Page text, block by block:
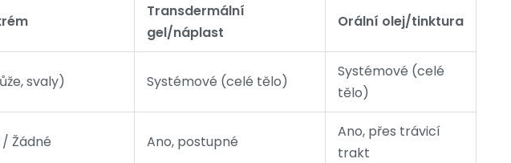
Transdermální
gel/náplast
Orální olej/tinktura
svaly) Systémové (celé tělo)
Systémové (celé
tělo)
Žádné Ano, postupné
Ano, přes trávicí
trakt